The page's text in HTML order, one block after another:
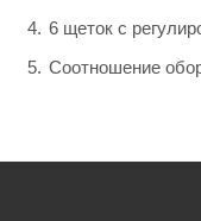
6 щеток с
Соотношение